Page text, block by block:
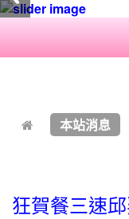
本站消息
狂賀餐三速